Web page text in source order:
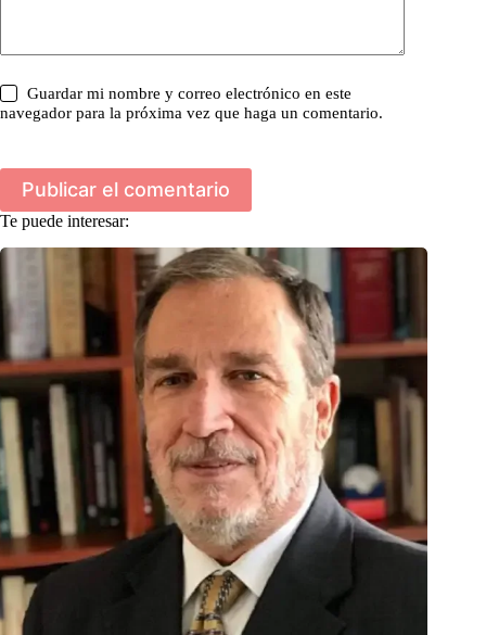
Guardar mi nombre y correo electrónico en este
navegador para la próxima vez que haga un comentario.
Publicar el comentario
Te puede interesar: